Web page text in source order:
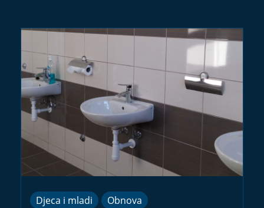
Djeca i mladi
Obnova